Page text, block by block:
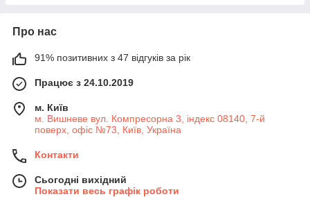
Про нас
91% позитивних з 47 відгуків за рік
Працює з 24.10.2019
м. Київ
м. Вишневе вул. Компресорна 3, індекс 08140, 7-й
поверх, офіс №73, Київ, Україна
Контакти
Сьогодні вихідний
Показати весь графік роботи